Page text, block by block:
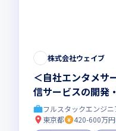
株式会社ウェイブ
＜自社エンタメサ
信サービスの開発
フルスタックエンジ
東京都
420-600万円